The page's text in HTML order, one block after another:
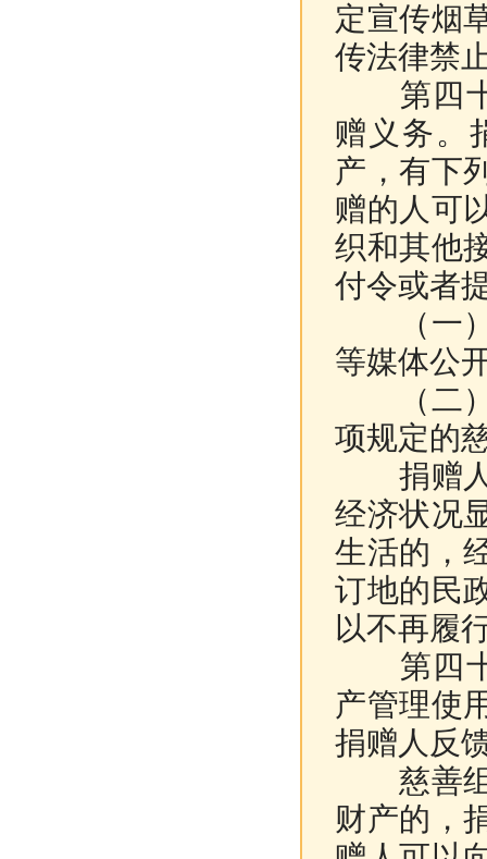
定宣传烟
传法律禁
第四十
赠义务。
产，有下
赠的人可
织和其他
付令或者
（一）
等媒体公
（二）
项规定的
捐赠人
经济状况
生活的，
订地的民
以不再履
第四十
产管理使
捐赠人反
慈善组
财产的，